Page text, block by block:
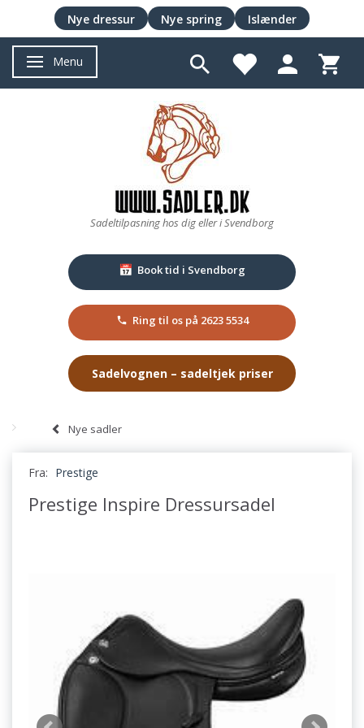
Skifte navigation
Menu
Sadeltilpasning hos dig eller i Svendborg
📅 Book tid i Svendborg
Ring til os på 2623 5534
Sadelvognen – sadeltjek priser
Nye sadler
Fra: Prestige
Prestige Inspire Dressursadel
Nye dressur Nye spring Islænder